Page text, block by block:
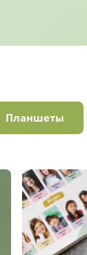
Планшеты